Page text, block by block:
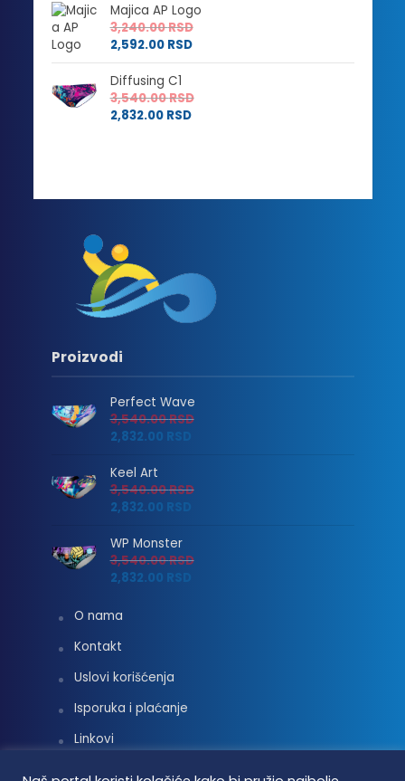
Majica AP Logo
3,240.00RSD
2,592.00 RSD
Diffusing C1
3,540.00RSD
2,832.00 RSD
Proizvodi
Perfect Wave
3,540.00RSD
2,832.00 RSD
Keel Art
3,540.00RSD
2,832.00 RSD
WP Monster
3,540.00RSD
2,832.00 RSD
O nama
Kontakt
Uslovi korišćenja
Isporuka i plaćanje
Linkovi